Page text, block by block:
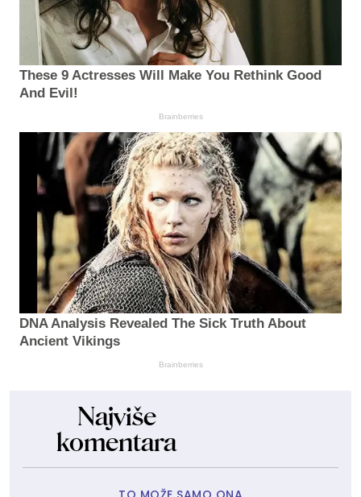
These 9 Actresses Will Make You Rethink Good
And Evil!
Brainberries
DNA Analysis Revealed The Sick Truth About
Ancient Vikings
Brainberries
Najviše
komentara